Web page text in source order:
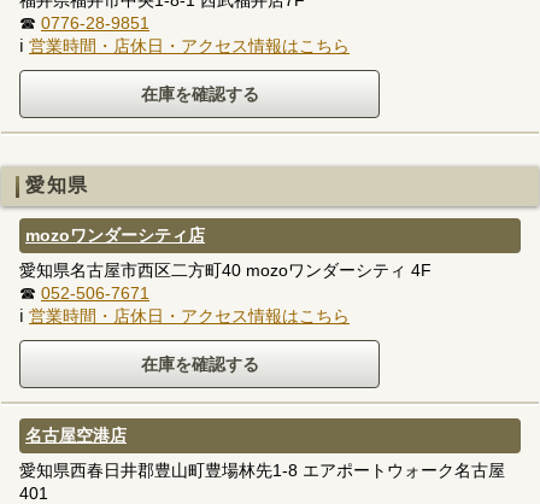
☎ 0776-28-9851
ℹ 営業時間・店休日・アクセス情報はこちら
愛知県
mozoワンダーシティ店
愛知県名古屋市西区二方町40 mozoワンダーシティ 4F
☎ 052-506-7671
ℹ 営業時間・店休日・アクセス情報はこちら
名古屋空港店
愛知県西春日井郡豊山町豊場林先1-8 エアポートウォーク名古屋
401